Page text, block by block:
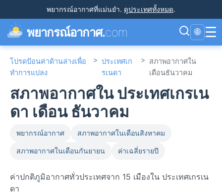
พยากรณ์อากาศที่แม่นยำ. ดูประเทศทั้งหมด.
พยากรณ์อากาศ.com 🌐 ☰
โปรดป้อนค่าด้านล่างเพื่อ
ทำการแปลง
> ประเทศเก
รเนดา
> สภาพอากาศใน
เดือนธันวาคม
สภาพอากาศใน ประเทศเกรเน
ดา เดือน ธันวาคม
พยากรณ์อากาศ สภาพอากาศในเดือนสิงหาคม
สภาพอากาศในเดือนกันยายน ค่าเฉลี่ยรายปี
ค่าปกติภูมิอากาศทั่วประเทศจาก 15 เมืองใน ประเทศเกรเน
ดา